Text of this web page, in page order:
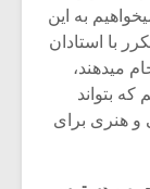
به این
با استادان
میدهند،
بتواند
و هنری برای